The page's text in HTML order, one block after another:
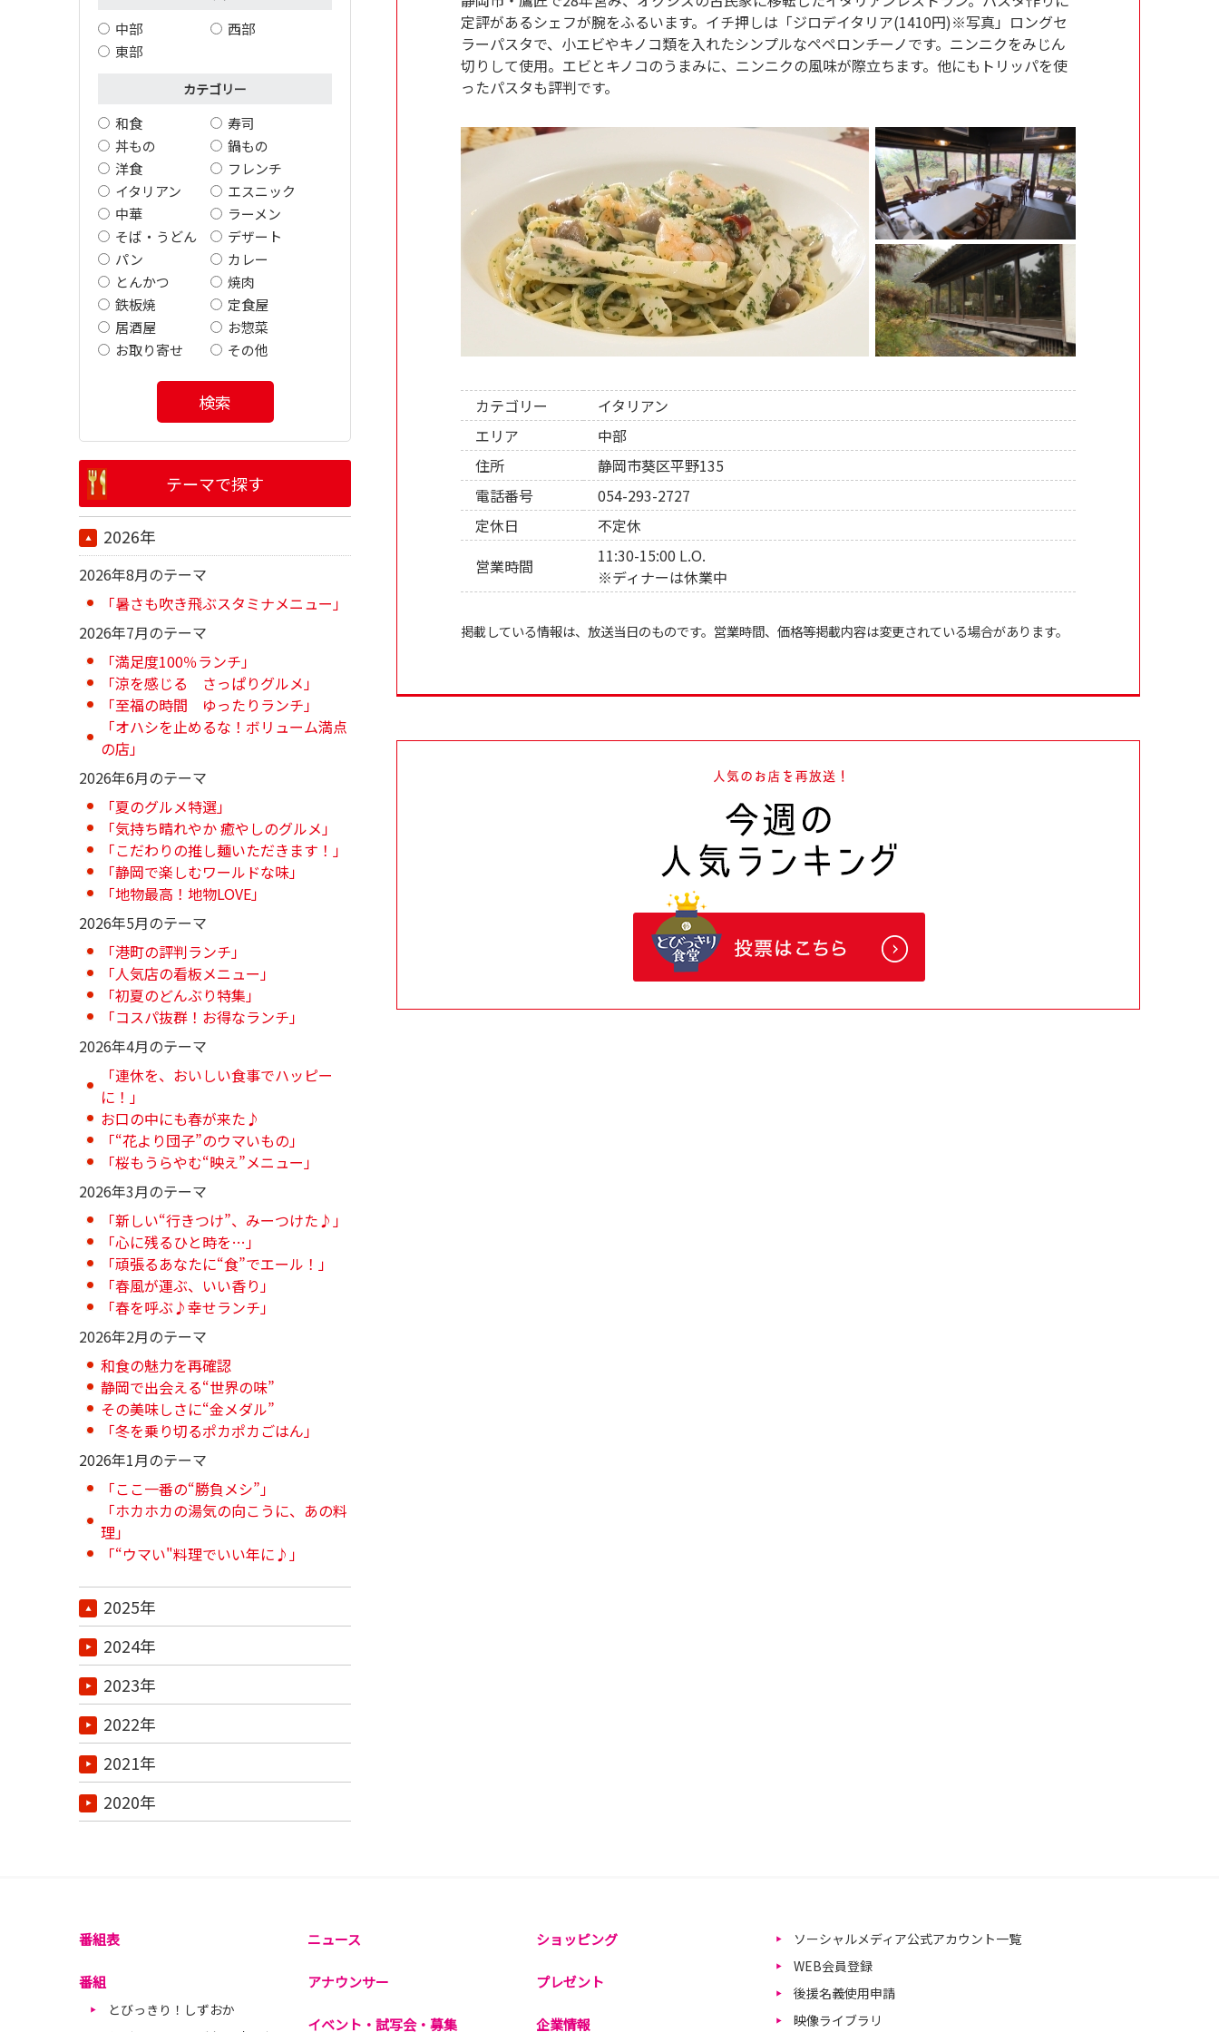
定評があるシェフが腕をふるいます。イチ押しは「ジロデイタリア(1410円)※写真」ロングセ
ラーパスタで、小エビやキノコ類を入れたシンプルなペペロンチーノです。ニンニクをみじん
切りして使用。エビとキノコのうまみに、ニンニクの風味が際立ちます。他にもトリッパを使
ったパスタも評判です。
カテゴリー
イタリアン
エリア
中部
住所
静岡市葵区平野135
電話番号
054-293-2727
定休日
不定休
営業時間
11:30-15:00 L.O.
※ディナーは休業中
掲載している情報は、放送当日のものです。営業時間、価格等掲載内容は変更されている場合があります。
中部
西部
東部
カテゴリー
和食
寿司
丼もの
鍋もの
洋食
フレンチ
イタリアン
エスニック
中華
ラーメン
そば・うどん
デザート
パン
カレー
とんかつ
焼肉
鉄板焼
定食屋
居酒屋
お惣菜
お取り寄せ
その他
検索
テーマで探す
2026年
2026年8月のテーマ
「暑さも吹き飛ぶスタミナメニュー」
2026年7月のテーマ
「満足度100％ランチ」
「涼を感じる さっぱりグルメ」
「至福の時間 ゆったりランチ」
「オハシを止めるな！ボリューム満点
の店」
2026年6月のテーマ
「夏のグルメ特選」
「気持ち晴れやか 癒やしのグルメ」
「こだわりの推し麺いただきます！」
「静岡で楽しむワールドな味」
「地物最高！地物LOVE」
2026年5月のテーマ
「港町の評判ランチ」
「人気店の看板メニュー」
「初夏のどんぶり特集」
「コスパ抜群！お得なランチ」
2026年4月のテーマ
「連休を、おいしい食事でハッピー
に！」
お口の中にも春が来た♪
「“花より団子”のウマいもの」
「桜もうらやむ“映え”メニュー」
2026年3月のテーマ
「新しい“行きつけ”、みーつけた♪」
「心に残るひと時を…」
「頑張るあなたに“食”でエール！」
「春風が運ぶ、いい香り」
「春を呼ぶ♪幸せランチ」
2026年2月のテーマ
和食の魅力を再確認
静岡で出会える“世界の味”
その美味しさに“金メダル”
「冬を乗り切るポカポカごはん」
2026年1月のテーマ
「ここ一番の“勝負メシ”」
「ホカホカの湯気の向こうに、あの料
理」
「“ウマい"料理でいい年に♪」
2025年
2024年
2023年
2022年
2021年
2020年
番組表
番組
とびっきり！しずおか
ニュース
アナウンサー
イベント・試写会・募集
ショッピング
プレゼント
企業情報
ソーシャルメディア公式アカウント一覧
WEB会員登録
後援名義使用申請
映像ライブラリ